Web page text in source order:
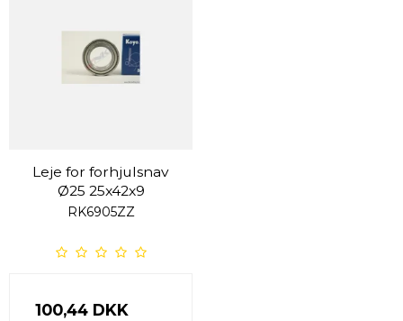
Leje for forhjulsnav
Ø25 25x42x9
RK6905ZZ
100,44 DKK